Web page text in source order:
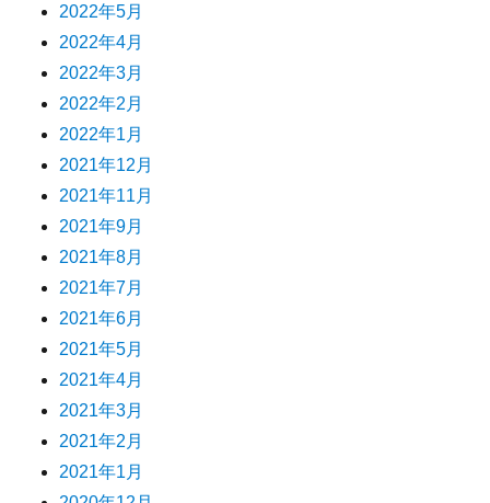
2022年5月
2022年4月
2022年3月
2022年2月
2022年1月
2021年12月
2021年11月
2021年9月
2021年8月
2021年7月
2021年6月
2021年5月
2021年4月
2021年3月
2021年2月
2021年1月